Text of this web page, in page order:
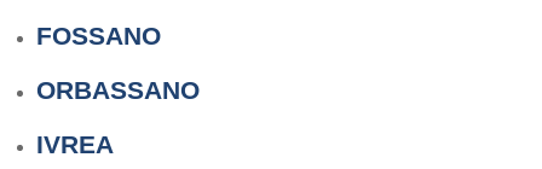
FOSSANO
ORBASSANO
IVREA